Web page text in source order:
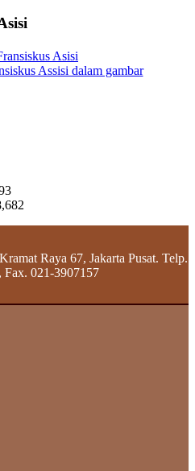
Assisi dalam gambar
Raya 67, Jakarta Pusat. Telp.
Fax. 021-3907157